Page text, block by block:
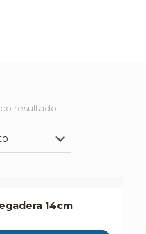
resultado
14cm